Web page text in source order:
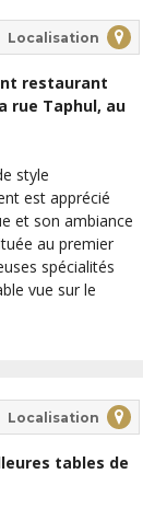
Localisation
restaurant
rue Taphul, au
style
est apprécié
et son ambiance
au premier
spécialités
vue sur le
Localisation
tables de